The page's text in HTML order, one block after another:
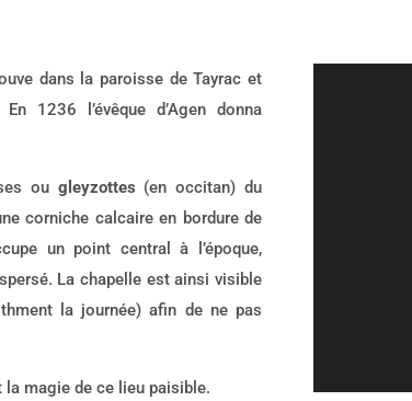
dans la paroisse de Tayrac et
1236 l’évêque d’Agen donna
ou gleyzottes (en occitan) du
corniche calcaire en bordure de
un point central à l’époque,
La chapelle est ainsi visible
la journée) afin de ne pas
magie de ce lieu paisible.